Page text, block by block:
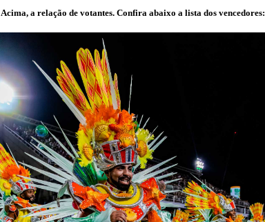
Acima, a relação de votantes. Confira abaixo a lista dos vencedores: